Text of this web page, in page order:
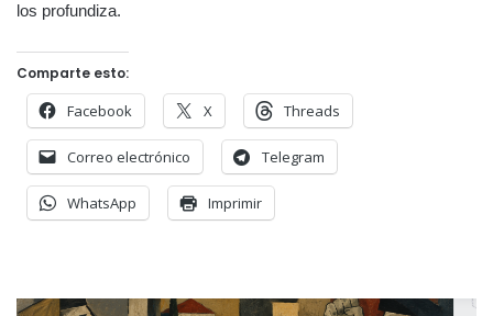
los profundiza.
Comparte esto:
Facebook X Threads
Correo electrónico Telegram
WhatsApp Imprimir